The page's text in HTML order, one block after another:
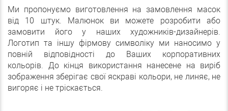
Ми пропонуємо виготовлення на замовлення масок
від 10 штук. Малюнок ви можете розробити або
замовити його у наших художників-дизайнерів.
Логотип та іншу фірмову символіку ми наносимо у
повній відповідності до Ваших корпоративних
кольорів. До кінця використання нанесене на виріб
зображення зберігає свої яскраві кольори, не линяє, не
вигоряє і не тріскається.